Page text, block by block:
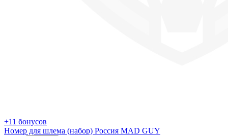
+11 бонусов
Номер для шлема (набор) Россия MAD GUY